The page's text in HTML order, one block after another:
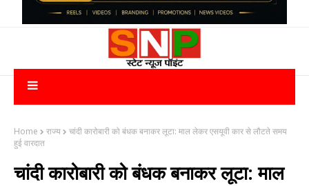
Home राज्य
चांदी कारोबारी को बंधक बनाकर लूटा: माल लेकर एसयूवी कार से लौटते समय
हुई वारदात
चांदी कारोबारी को बंधक बनाकर लूटा: माल